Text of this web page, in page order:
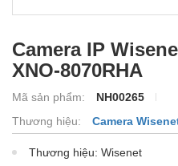
Camera IP
XNO-8070RHA
Mã sản phẩm:
NH00265
Thương hiệu:
Camera
Thương hiệu: Wisenet